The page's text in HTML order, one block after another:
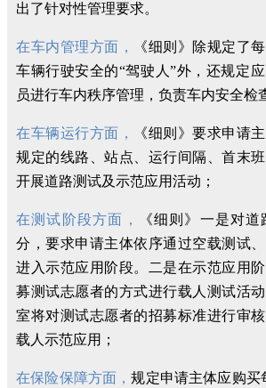
出了针对性管理要求。
在车内管理方面，
《细则》除规定了
车辆行驶安全的“驾驶人”外，还规定
员进行车内秩序管理，负责车内安全检
在车辆运行方面，
《细则》要求申请
规定的线路、站点、运行间隔、首末
开展道路测试及示范应用活动；
在测试阶段方面，
《细则》一是对
分，要求申请主体依序通过空载测试
进入示范应用阶段。二是在示范应用
募测试志愿者的方式进行载人测试活
室将对测试志愿者的招募标准进行审
载人示范应用；
在保险保障方面，规定申请主体应购买